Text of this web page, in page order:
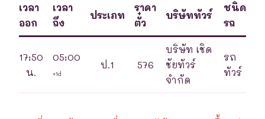
เวลา
ออก
เวลา
ถึง
ประเภท
ราคา
ตั๋ว
บริษัททัวร์
ชนิด
รถ
17:50
น.
05:00
+1d
ป.1 576
บริษัท เชิด
ชัยทัวร์
จำกัด
รถ
ทัวร์